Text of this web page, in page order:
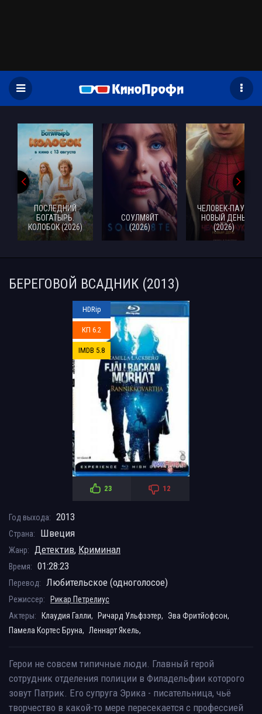
ПОСЛЕДНИЙ
БОГАТЫРЬ.
КОЛОБОК (2026)
СОУЛМ8ЙТ
(2026)
ЧЕЛОВЕК-ПАУК:
НОВЫЙ ДЕНЬ
(2026)
БЕРЕГОВОЙ ВСАДНИК (2013)
HDRip
КП 6.2
IMDB 5.8
23 12
Год выхода: 2013
Страна: Швеция
Жанр: Детектив, Криминал
Время: 01:28:23
Перевод: Любительское (одноголосое)
Режиссер:
Рикар Петрелиус
Актеры:
Клаудия Галли, Ричард Ульфзэтер, Эва Фритйофсон,
Памела Кортес Бруна, Леннарт Якель,
Герои не совсем типичные люди. Главный герой
сотрудник отделения полиции в Филадельфии которого
зовут Патрик. Его супруга Эрика - писательница, чьё
творчество в какой-то мере пересекается с профессией